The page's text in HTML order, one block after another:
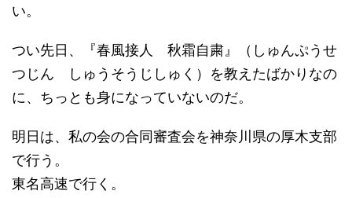
い。
つい先日、『春風接人 秋霜自粛』（しゅんぷうせ
つじん しゅうそうじしゅく）を教えたばかりなの
に、ちっとも身になっていないのだ。
明日は、私の会の合同審査会を神奈川県の厚木支部
で行う。
東名高速で行く。